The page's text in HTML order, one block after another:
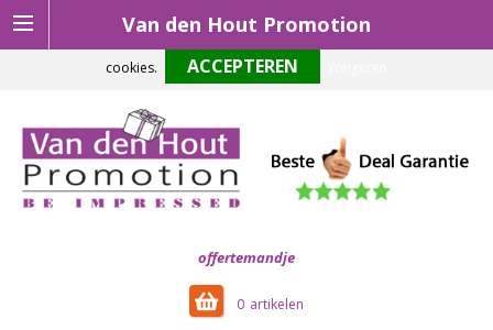
Van den Hout Promotion
offertemandje
0
Om onze website optimaal te laten functioneren maken wij gebruik van
cookies.